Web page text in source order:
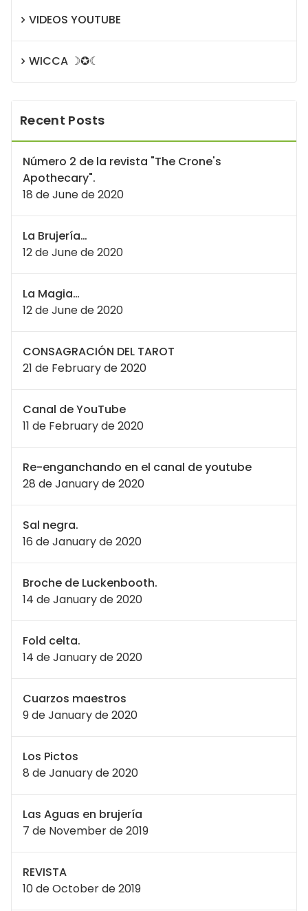
VIDEOS YOUTUBE
WICCA ☽✪☾
Recent Posts
Número 2 de la revista "The Crone's
Apothecary".
18 de June de 2020
La Brujería…
12 de June de 2020
La Magia…
12 de June de 2020
CONSAGRACIÓN DEL TAROT
21 de February de 2020
Canal de YouTube
11 de February de 2020
Re-enganchando en el canal de youtube
28 de January de 2020
Sal negra.
16 de January de 2020
Broche de Luckenbooth.
14 de January de 2020
Fold celta.
14 de January de 2020
Cuarzos maestros
9 de January de 2020
Los Pictos
8 de January de 2020
Las Aguas en brujería
7 de November de 2019
REVISTA
10 de October de 2019